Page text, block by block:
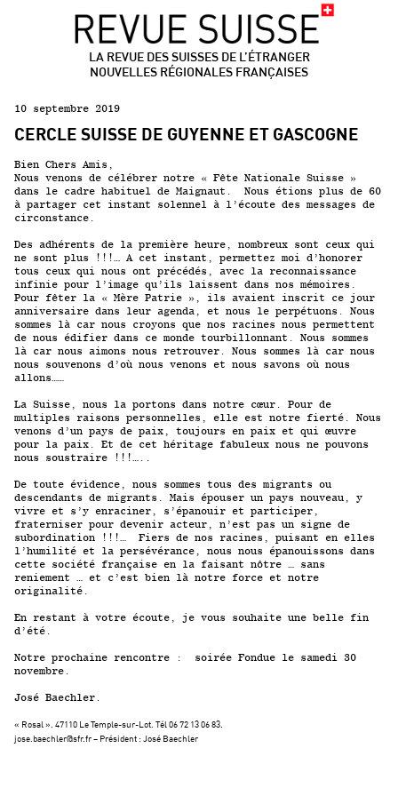
LA REVUE DES SUISSES DE L’ÉTRANGER
NOUVELLES RÉGIONALES FRANÇAISES
10 septembre 2019
CERCLE SUISSE DE GUYENNE ET GASCOGNE
Bien Chers Amis,
Nous venons de célébrer notre « Fête Nationale Suisse »
dans le cadre habituel de Maignaut. Nous étions plus de 60
à partager cet instant solennel à l’écoute des messages de
circonstance.
Des adhérents de la première heure, nombreux sont ceux qui
ne sont plus !!!… A cet instant, permettez moi d’honorer
tous ceux qui nous ont précédés, avec la reconnaissance
infinie pour l’image qu’ils laissent dans nos mémoires.
Pour fêter la « Mère Patrie », ils avaient inscrit ce jour
anniversaire dans leur agenda, et nous le perpétuons. Nous
sommes là car nous croyons que nos racines nous permettent
de nous édifier dans ce monde tourbillonnant. Nous sommes
là car nous aimons nous retrouver. Nous sommes là car nous
nous souvenons d’où nous venons et nous savons où nous
allons……
La Suisse, nous la portons dans notre cœur. Pour de
multiples raisons personnelles, elle est notre fierté. Nous
venons d’un pays de paix, toujours en paix et qui œuvre
pour la paix. Et de cet héritage fabuleux nous ne pouvons
nous soustraire !!!…..
De toute évidence, nous sommes tous des migrants ou
descendants de migrants. Mais épouser un pays nouveau, y
vivre et s’y enraciner, s’épanouir et participer,
fraterniser pour devenir acteur, n’est pas un signe de
subordination !!!… Fiers de nos racines, puisant en elles
l’humilité et la persévérance, nous nous épanouissons dans
cette société française en la faisant nôtre … sans
reniement … et c’est bien là notre force et notre
originalité.
En restant à votre écoute, je vous souhaite une belle fin
d’été.
Notre prochaine rencontre : soirée Fondue le samedi 30
novembre.
José Baechler.
« Rosal ». 47110 Le Temple-sur-Lot. Tél 06 72 13 06 83.
jose.baechler@sfr.fr – Président : José Baechler